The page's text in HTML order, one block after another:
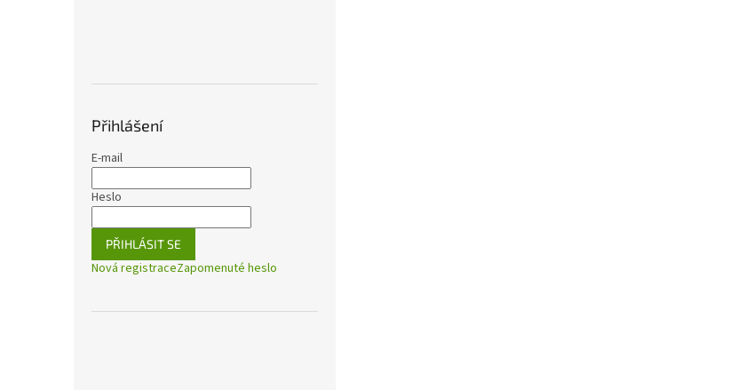
Přihlášení
E-mail
Heslo
PŘIHLÁSIT SE
Nová registraceZapomenuté heslo